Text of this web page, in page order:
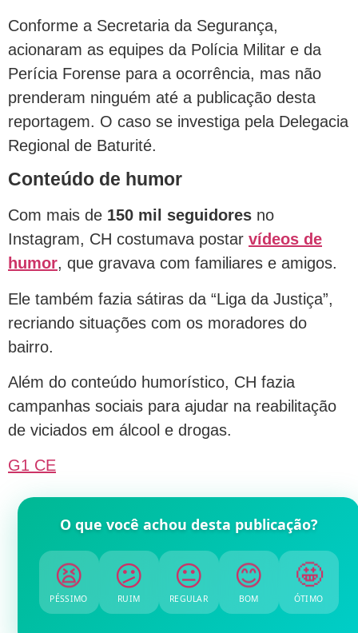
Conforme a Secretaria da Segurança,
acionaram as equipes da Polícia Militar e da
Perícia Forense para a ocorrência, mas não
prenderam ninguém até a publicação desta
reportagem. O caso se investiga pela Delegacia
Regional de Baturité.
Conteúdo de humor
Com mais de 150 mil seguidores no
Instagram, CH costumava postar vídeos de
humor, que gravava com familiares e amigos.
Ele também fazia sátiras da “Liga da Justiça”,
recriando situações com os moradores do
bairro.
Além do conteúdo humorístico, CH fazia
campanhas sociais para ajudar na reabilitação
de viciados em álcool e drogas.
G1 CE
O que você achou desta publicação?
😫
PÉSSIMO
😕
RUIM
😐
REGULAR
😊
BOM
🤩
ÓTIMO